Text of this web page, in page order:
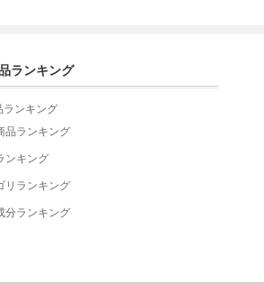
ランキング
ランキング
品ランキング
ンキング
リランキング
分ランキング